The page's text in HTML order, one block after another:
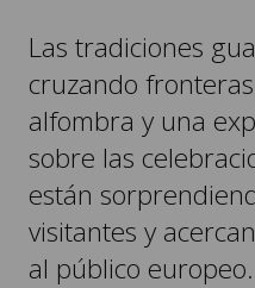
Las tradiciones
cruzando
alfombra y una
sobre las
están
visitantes y
al público europeo.